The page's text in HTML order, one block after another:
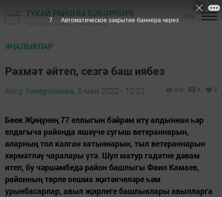
ТУКАЙ РАЙОНЫ ХӘБӘРЛӘРЕ
"Якты юл" газетасы - Тукай районы
ЯҢАЛЫКЛАР
Рәхмәт әйтеп, сезгә баш иябез
Алсу Тимерханова, 5 май 2022 - 12:22 945 0 0
Бөек Җиңүнең 77 еллыгын бәйрәм итү алдыннан һәр
елдагыча районда яшәүче сугыш ветераннарын,
аларның тол калган хатыннарын, тыл ветераннарын
хөрмәтләү чаралары үтә. Шул матур гадәтне дәвам
итеп, бу чәршәмбедә район башлыгы Фаил Камаев,
районның төрле оешма җитәкчеләре һәм
урынбасарлар, авыл җирлеге башлыклары авылларга
6 Автоматическое закрытие баннера через